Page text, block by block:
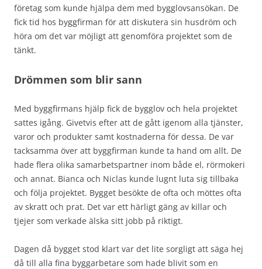
företag som kunde hjälpa dem med bygglovsansökan. De
fick tid hos byggfirman för att diskutera sin husdröm och
höra om det var möjligt att genomföra projektet som de
tänkt.
Drömmen som blir sann
Med byggfirmans hjälp fick de bygglov och hela projektet
sattes igång. Givetvis efter att de gått igenom alla tjänster,
varor och produkter samt kostnaderna för dessa. De var
tacksamma över att byggfirman kunde ta hand om allt. De
hade flera olika samarbetspartner inom både el, rörmokeri
och annat. Bianca och Niclas kunde lugnt luta sig tillbaka
och följa projektet. Bygget besökte de ofta och möttes ofta
av skratt och prat. Det var ett härligt gäng av killar och
tjejer som verkade älska sitt jobb på riktigt.
Dagen då bygget stod klart var det lite sorgligt att säga hej
då till alla fina byggarbetare som hade blivit som en